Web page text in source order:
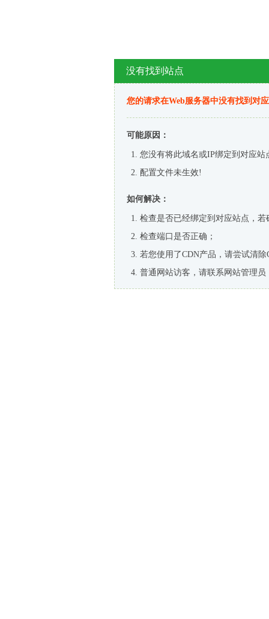
没有找到站点
您的请求在Web服务器中没有找到对
可能原因：
您没有将此域名或IP绑定到对应站
配置文件未生效!
如何解决：
检查是否已经绑定到对应站点，
检查端口是否正确；
若您使用了CDN产品，请尝试清除
普通网站访客，请联系网站管理员